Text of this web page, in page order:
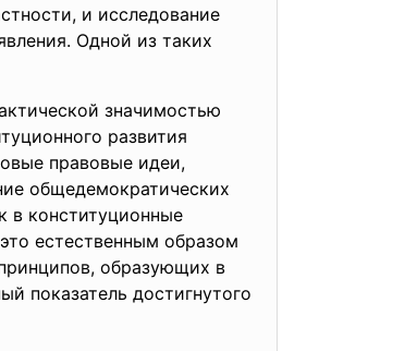
и исследование
Одной из таких
значимостью
развития
правовые идеи,
общедемократических
в конституционные
естественным образом
образующих в
показатель достигнутого